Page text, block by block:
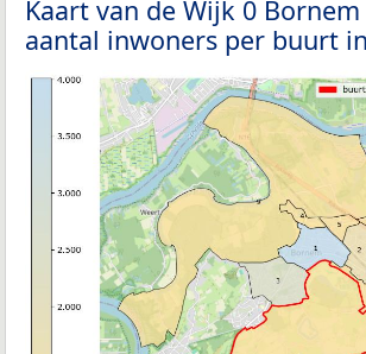
Kaart van de Wijk 0
aantal inwoners per buurt